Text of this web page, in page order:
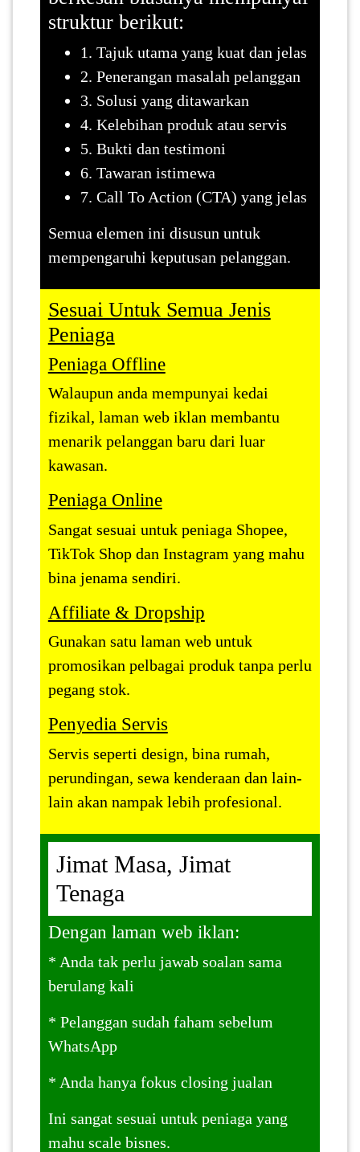
struktur berikut:
1. Tajuk utama yang kuat dan jelas
2. Penerangan masalah pelanggan
3. Solusi yang ditawarkan
4. Kelebihan produk atau servis
5. Bukti dan testimoni
6. Tawaran istimewa
7. Call To Action (CTA) yang jelas
Semua elemen ini disusun untuk
mempengaruhi keputusan pelanggan.
Sesuai Untuk Semua Jenis
Peniaga
Peniaga Offline
Walaupun anda mempunyai kedai
fizikal, laman web iklan membantu
menarik pelanggan baru dari luar
kawasan.
Peniaga Online
Sangat sesuai untuk peniaga Shopee,
TikTok Shop dan Instagram yang mahu
bina jenama sendiri.
Affiliate & Dropship
Gunakan satu laman web untuk
promosikan pelbagai produk tanpa perlu
pegang stok.
Penyedia Servis
Servis seperti design, bina rumah,
perundingan, sewa kenderaan dan lain-
lain akan nampak lebih profesional.
Jimat Masa, Jimat
Tenaga
Dengan laman web iklan:
* Anda tak perlu jawab soalan sama
berulang kali
* Pelanggan sudah faham sebelum
WhatsApp
* Anda hanya fokus closing jualan
Ini sangat sesuai untuk peniaga yang
mahu scale bisnes.